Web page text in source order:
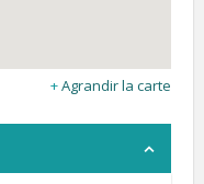
Agrandir la carte